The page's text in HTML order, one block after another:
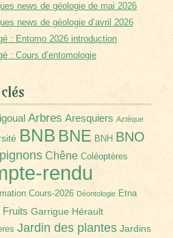
news de géologie de mai 2026
news de géologie d’avril 2026
: Entomo 2026 introduction
: Cours d’entomologie
Arbres Aresquiers Aztèque
BNB BNE BNH BNO
Chêne Coléoptères
rendu
Cours-2026 Déontologie Etna
Fruits Garrigue Hérault
Jardin des plantes Jardins